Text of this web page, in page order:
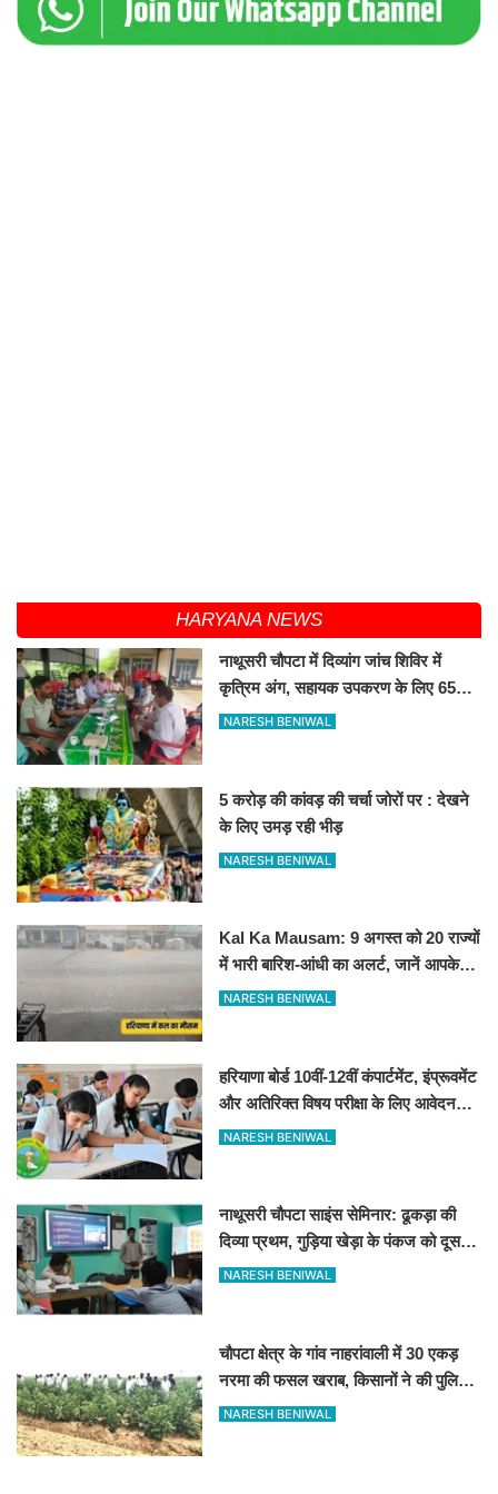
HARYANA NEWS
नाथूसरी चौपटा में दिव्यांग जांच शिविर में
कृत्रिम अंग, सहायक उपकरण के लिए 65
व्यक्तियों का चयन
NARESH BENIWAL
5 करोड़ की कांवड़ की चर्चा जोरों पर : देखने
के लिए उमड़ रही भीड़
NARESH BENIWAL
Kal Ka Mausam: 9 अगस्त को 20 राज्यों
में भारी बारिश-आंधी का अलर्ट, जानें आपके
शहर में कैसा रहेगा मौसम
NARESH BENIWAL
हरियाणा बोर्ड 10वीं-12वीं कंपार्टमेंट, इंप्रूवमेंट
और अतिरिक्त विषय परीक्षा के लिए आवेदन
शुरू
NARESH BENIWAL
नाथूसरी चौपटा साइंस सेमिनार: ढूकड़ा की
दिव्या प्रथम, गुड़िया खेड़ा के पंकज को दूसरा
स्थान
NARESH BENIWAL
चौपटा क्षेत्र के गांव नाहरांवाली में 30 एकड़
नरमा की फसल खराब, किसानों ने की पुलिस
व कृषि विभाग से जांच की मांग
NARESH BENIWAL